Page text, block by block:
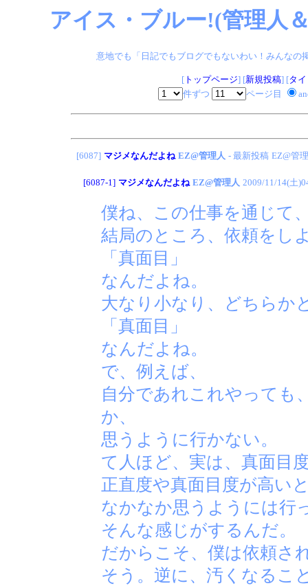
アイス・ブルー!(管理人
意地でも「日記でもブログでもないわい！みんなの
[トップページ] [新規投稿] [タ
件ずつ
ページ目
[6087] マジメなんだよね EZ@管理人 - 最新投稿 EZ@管
[6087-1] マジメなんだよね EZ@管理人 2009/11/14(土
僕ね、この仕事を通じて
結局のところ、依頼をし
「真面目」
なんだよね。
大なり小なり、どちらか
「真面目」
なんだよね。
で、例えば、
自分であれこれやっても
か、
思うように行かない。
て人ほど、実は、真面目
正直度や真面目度が高い
なかなか思うようには行
そんな感じがするんだ。
だからこそ、僕は依頼さ
そう。逆に、汚くなるこ